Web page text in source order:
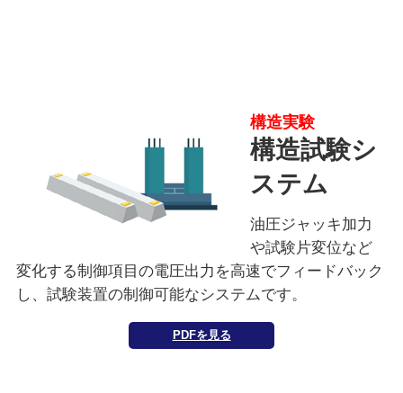
構造実験
構造試験シ
ステム
油圧ジャッキ加力
や試験片変位など
変化する制御項目の電圧出力を高速でフィードバック
し、試験装置の制御可能なシステムです。
PDFを見る